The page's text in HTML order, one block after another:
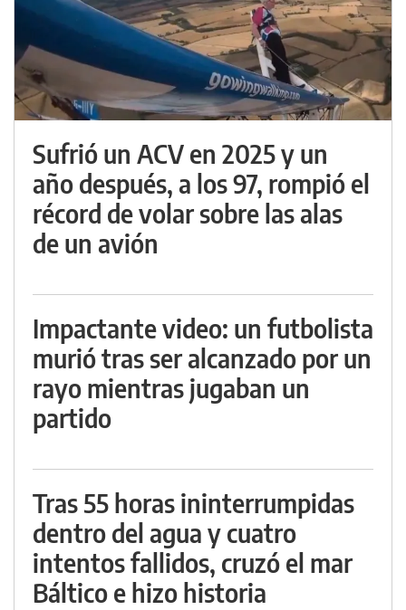
Sufrió un ACV en 2025 y un
año después, a los 97, rompió el
récord de volar sobre las alas
de un avión
Impactante video: un futbolista
murió tras ser alcanzado por un
rayo mientras jugaban un
partido
Tras 55 horas ininterrumpidas
dentro del agua y cuatro
intentos fallidos, cruzó el mar
Báltico e hizo historia